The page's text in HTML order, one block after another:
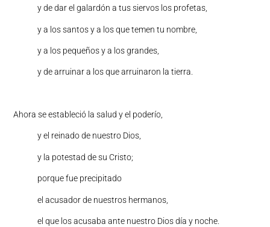
y de dar el galardón a tus siervos los profetas,
y a los santos y a los que temen tu nombre,
y a los pequeños y a los grandes,
y de arruinar a los que arruinaron la tierra.
Ahora se estableció la salud y el poderío,
y el reinado de nuestro Dios,
y la potestad de su Cristo;
porque fue precipitado
el acusador de nuestros hermanos,
el que los acusaba ante nuestro Dios día y noche.